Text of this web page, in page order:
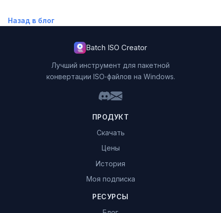
Назад в блог
Batch ISO Creator
Лучший инструмент для пакетной
конвертации ISO‑файлов на Windows.
ПРОДУКТ
Скачать
Цены
История
Моя подписка
РЕСУРСЫ